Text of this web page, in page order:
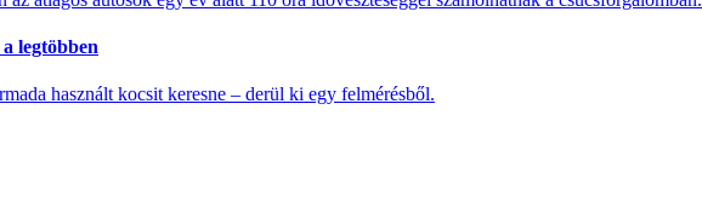
legtöbben
használt kocsit keresne – derül ki egy felmérésből.